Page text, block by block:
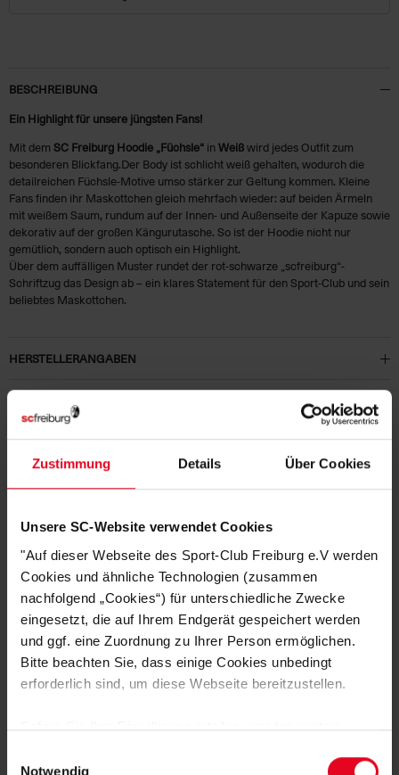
Zustimmung Details Über Cookies
Unsere SC-Website verwendet Cookies
"Auf dieser Webseite des Sport-Club Freiburg e.V werden
Cookies und ähnliche Technologien (zusammen
nachfolgend „Cookies“) für unterschiedliche Zwecke
eingesetzt, die auf Ihrem Endgerät gespeichert werden
und ggf. eine Zuordnung zu Ihrer Person ermöglichen.
Bitte beachten Sie, dass einige Cookies unbedingt
erforderlich sind, um diese Webseite bereitzustellen.
Sofern Sie Ihre Einwilligung erteilen, werden weitere
Daten von Ihnen (z.B. persönlichen Identifikatoren oder
Notwendig
BESCHREIBUNG
Ein Highlight für unsere jüngsten Fans!
Mit dem SC Freiburg Hoodie „Füchsle“ inWeißwird jedes Outfit zum
besonderen Blickfang.Der Body ist schlicht weiß gehalten, wodurch die
detailreichen Füchsle-Motive umso stärker zur Geltung kommen. Kleine
Fans finden ihr Maskottchen gleich mehrfach wieder: auf beiden Ärmeln
mit weißem Saum, rundum auf der Innen- und Außenseite der Kapuze sowie
dekorativ auf der großen Kängurutasche. So ist der Hoodie nicht nur
gemütlich, sondern auch optisch ein Highlight.
Über dem auffälligen Muster rundet der rot-schwarze „scfreiburg“-
Schriftzug das Design ab – ein klares Statement für den Sport-Club und sein
beliebtes Maskottchen.
HERSTELLERANGABEN
KUNDENBEWERTUNGEN (0)
Artikelnummer: 25-100089
DAS KÖNNTE DIR AUCH
GEFALLEN